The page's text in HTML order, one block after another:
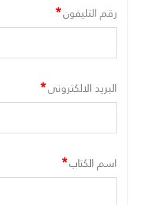
رقم التليفون*
البريد الالكترونى*
اسم الكتاب*